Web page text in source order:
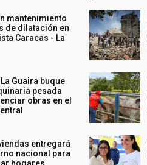
mantenimiento
de dilatación en
Caracas - La
Guaira buque
pesada
obras en el
entregará
nacional para